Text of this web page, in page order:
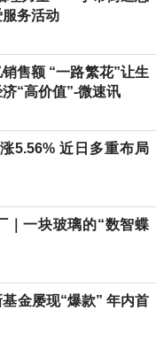
务活动
售额 “一路繁花”让生
“高价值”-微速讯
5.56% 近日多重布局
｜一块玻璃的“数智蝶
基金屡现“爆款” 年内首